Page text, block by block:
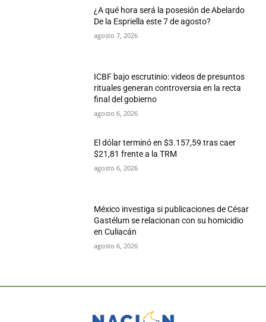
¿A qué hora será la posesión de Abelardo
De la Espriella este 7 de agosto?
agosto 7, 2026
ICBF bajo escrutinio: videos de presuntos
rituales generan controversia en la recta
final del gobierno
agosto 6, 2026
El dólar terminó en $3.157,59 tras caer
$21,81 frente a la TRM
agosto 6, 2026
México investiga si publicaciones de César
Gastélum se relacionan con su homicidio
en Culiacán
agosto 6, 2026